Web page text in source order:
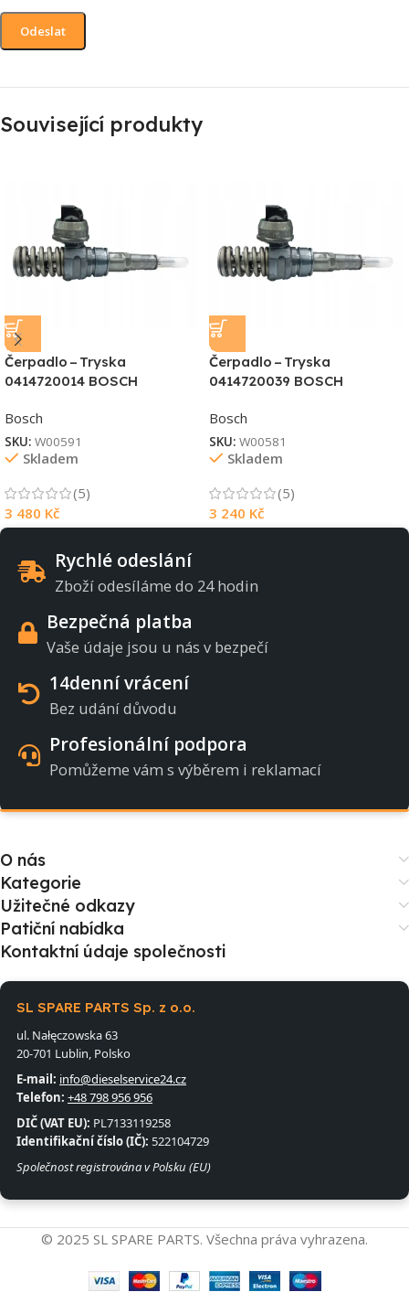
Související produkty
Čerpadlo – Tryska
0414720014 BOSCH
Bosch
SKU: W00591
Skladem
(5)
3 480 Kč
Čerpadlo – Tryska
0414720039 BOSCH
Bosch
SKU: W00581
Skladem
(5)
3 240 Kč
Rychlé odeslání
Zboží odesíláme do 24 hodin
Bezpečná platba
Vaše údaje jsou u nás v bezpečí
14denní vrácení
Bez udání důvodu
Profesionální podpora
Pomůžeme vám s výběrem i reklamací
O nás
Kategorie
Užitečné odkazy
Patiční nabídka
Kontaktní údaje společnosti
SL SPARE PARTS Sp. z o.o.
ul. Nałęczowska 63
20-701 Lublin, Polsko
E-mail: info@dieselservice24.cz
Telefon: +48 798 956 956
DIČ (VAT EU): PL7133119258
Identifikační číslo (IČ): 522104729
Společnost registrována v Polsku (EU)
© 2025 SL SPARE PARTS. Všechna práva vyhrazena.